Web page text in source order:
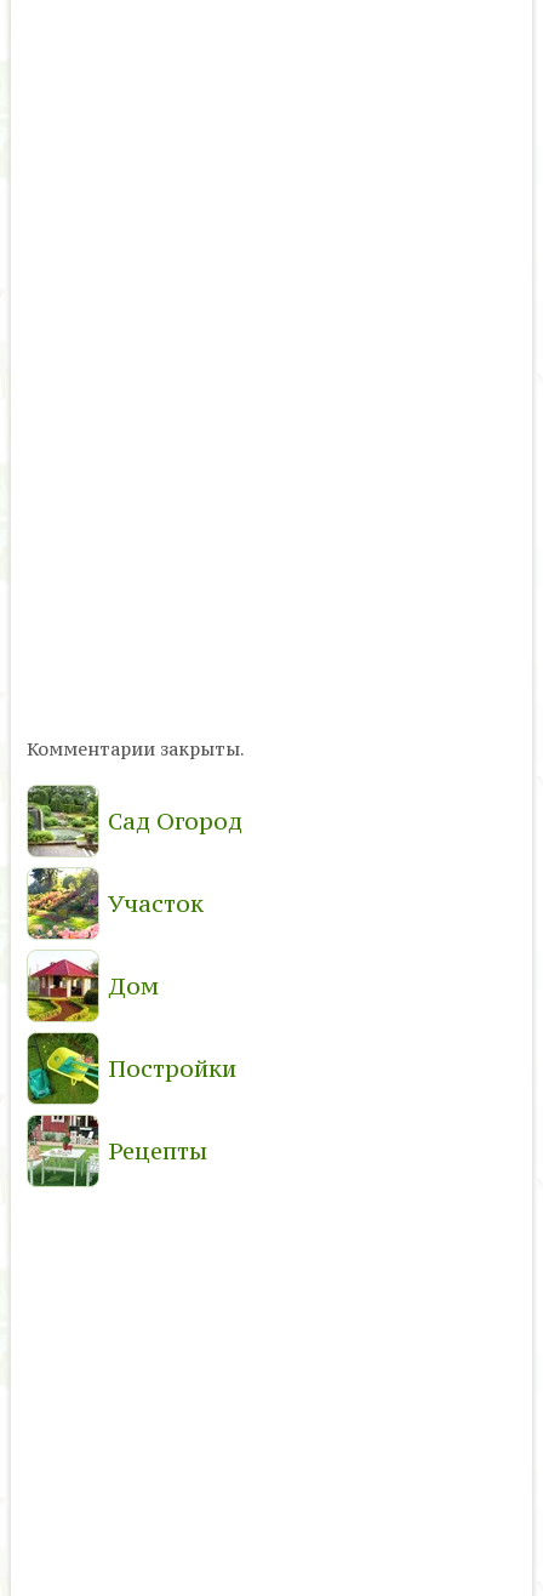
Комментарии закрыты.
Сад Огород
Участок
Дом
Постройки
Рецепты